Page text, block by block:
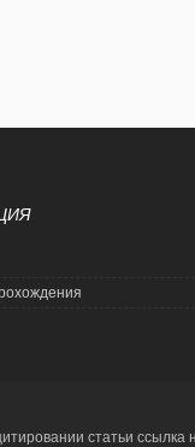
статьи ссылка